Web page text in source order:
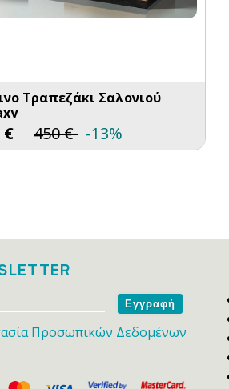
Τραπεζάκι Σαλονιού
€ 450€ -13%
Name
Προσωπικών Δεδομένων